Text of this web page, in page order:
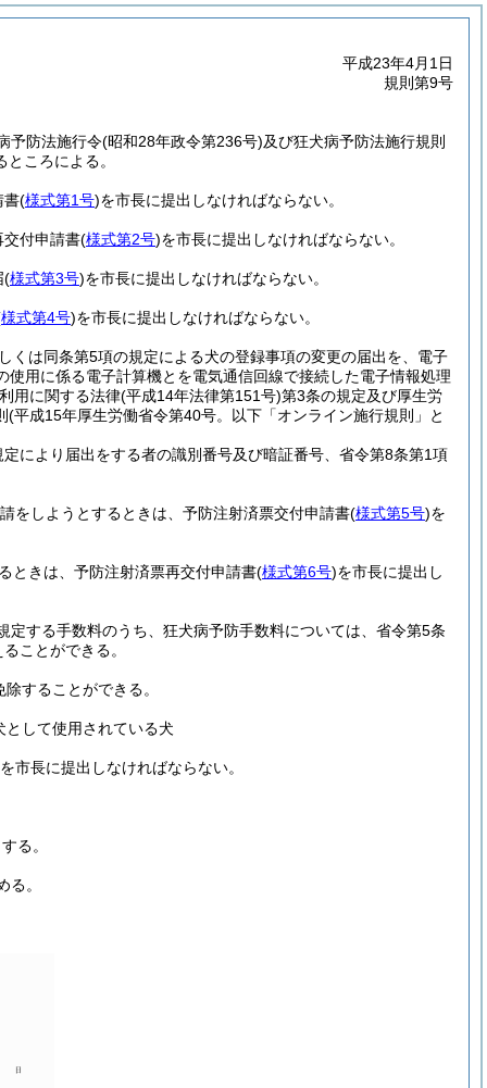
平成23年4月1日
規則第9号
予防法施行令(昭和28年政令第236号)及び狂犬病予防法施行規則
ところによる。
書(様式第1号)を市長に提出しなければならない。
付申請書(様式第2号)を市長に提出しなければならない。
(様式第3号)を市長に提出しなければならない。
様式第4号)を市長に提出しなければならない。
は同条第5項の規定による犬の登録事項の変更の届出を、電子
使用に係る電子計算機とを電気通信回線で接続した電子情報処理
用に関する法律(平成14年法律第151号)第3条の規定及び厚生労
(平成15年厚生労働省令第40号。以下「オンライン施行規則」と
定により届出をする者の識別番号及び暗証番号、省令第8条第1項
をしようとするときは、予防注射済票交付申請書(様式第5号)を
ときは、予防注射済票再交付申請書(様式第6号)を市長に提出し
定する手数料のうち、狂犬病予防手数料については、省令第5条
ことができる。
することができる。
して使用されている犬
を市長に提出しなければならない。
る。
。